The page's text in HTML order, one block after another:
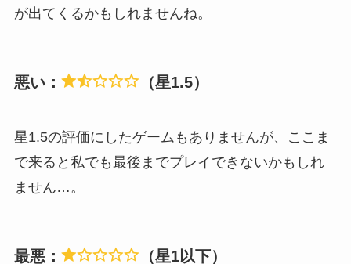
が出てくるかもしれませんね。
悪い： （星1.5）
星1.5の評価にしたゲームもありませんが、ここま
で来ると私でも最後までプレイできないかもしれ
ません…。
最悪： （星1以下）